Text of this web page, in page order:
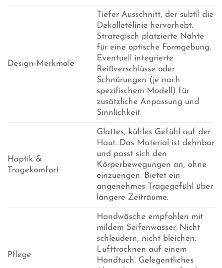
Design-Merkmale
Tiefer Ausschnitt, der subtil die
Dekolletélinie hervorhebt.
Strategisch platzierte Nähte
für eine optische Formgebung.
Eventuell integrierte
Reißverschlüsse oder
Schnürungen (je nach
spezifischem Modell) für
zusätzliche Anpassung und
Sinnlichkeit.
Haptik &
Tragekomfort
Glattes, kühles Gefühl auf der
Haut. Das Material ist dehnbar
und passt sich den
Körperbewegungen an, ohne
einzuengen. Bietet ein
angenehmes Tragegefühl über
längere Zeiträume.
Pflege
Handwäsche empfohlen mit
mildem Seifenwasser. Nicht
schleudern, nicht bleichen.
Lufttrocknen auf einem
Handtuch. Gelegentliches